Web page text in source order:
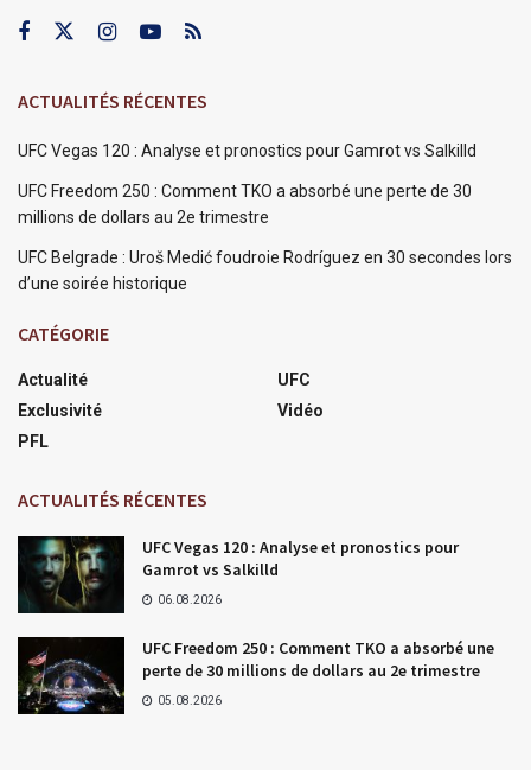
ACTUALITÉS RÉCENTES
UFC Vegas 120 : Analyse et pronostics pour Gamrot vs Salkilld
UFC Freedom 250 : Comment TKO a absorbé une perte de 30
millions de dollars au 2e trimestre
UFC Belgrade : Uroš Medić foudroie Rodríguez en 30 secondes lors
d’une soirée historique
CATÉGORIE
Actualité
Exclusivité
PFL
UFC
Vidéo
ACTUALITÉS RÉCENTES
UFC Vegas 120 : Analyse et pronostics pour
Gamrot vs Salkilld
06.08.2026
UFC Freedom 250 : Comment TKO a absorbé une
perte de 30 millions de dollars au 2e trimestre
05.08.2026